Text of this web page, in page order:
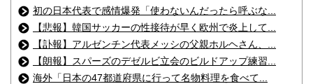
初の日本代表で感情爆発「使わないんだったら呼ぶな...
【悲報】韓国サッカーの性接待が早く欧州で炎上して...
【訃報】アルゼンチン代表メッシの父親ホルヘさん、...
【朗報】スパーズのデゼルビ立会のビルドアップ練習...
海外「日本の47都道府県に行って名物料理を食べて...